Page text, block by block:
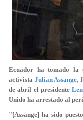
Ecuador ha tomado la
activista Julian Assange,
de abril el presidente
Unido ha arrestado al
"[Assange] ha sido